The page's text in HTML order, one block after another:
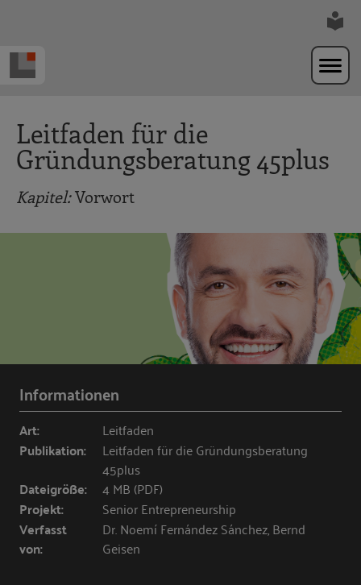
Leitfaden für die
Gründungsberatung 45plus
Kapitel:Vorwort
Informationen
Art: Leitfaden
Publikation:
Leitfaden für die Gründungsberatung
45plus
Dateigröße: 4 MB (PDF)
Projekt: Senior Entrepreneurship
Verfasst
von:
Dr. Noemí Fernández Sánchez, Bernd
Geisen